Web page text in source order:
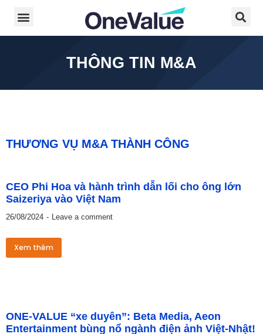
THÔNG TIN M&A
THƯƠNG VỤ M&A THÀNH CÔNG
CEO Phi Hoa và hành trình dẫn lối cho ông lớn
Saizeriya vào Việt Nam
26/08/2024 Leave a comment
Xem thêm
ONE-VALUE “xe duyên”: Beta Media, Aeon
Entertainment bùng nổ ngành điện ảnh Việt-Nhật!